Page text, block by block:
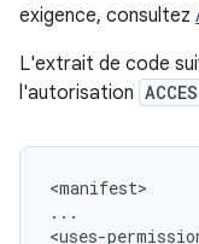
exigence, consultez
L'extrait de code
l'autorisation
<manifest>
...
<uses-